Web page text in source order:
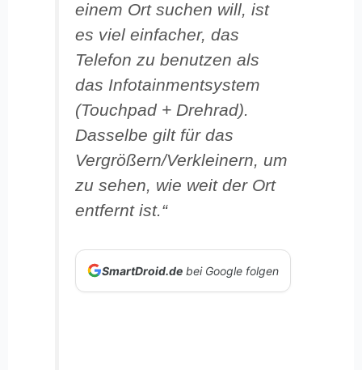
einem Ort suchen will, ist
es viel einfacher, das
Telefon zu benutzen als
das Infotainmentsystem
(Touchpad + Drehrad).
Dasselbe gilt für das
Vergrößern/Verkleinern, um
zu sehen, wie weit der Ort
entfernt ist.“
SmartDroid.de bei Google folgen